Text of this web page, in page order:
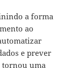
a forma
ao
e prever
tornou uma